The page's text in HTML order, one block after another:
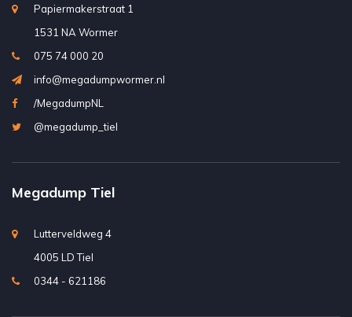
Papiermakerstraat 1
1531 NA Wormer
075 74 000 20
info@megadumpwormer.nl
/MegadumpNL
@megadump_tiel
Megadump Tiel
Lutterveldweg 4
4005 LD Tiel
0344 - 621186